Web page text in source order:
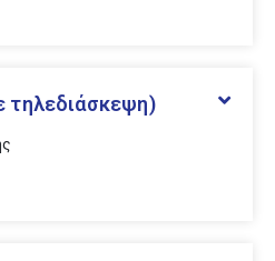
τηλεδιάσκεψη)